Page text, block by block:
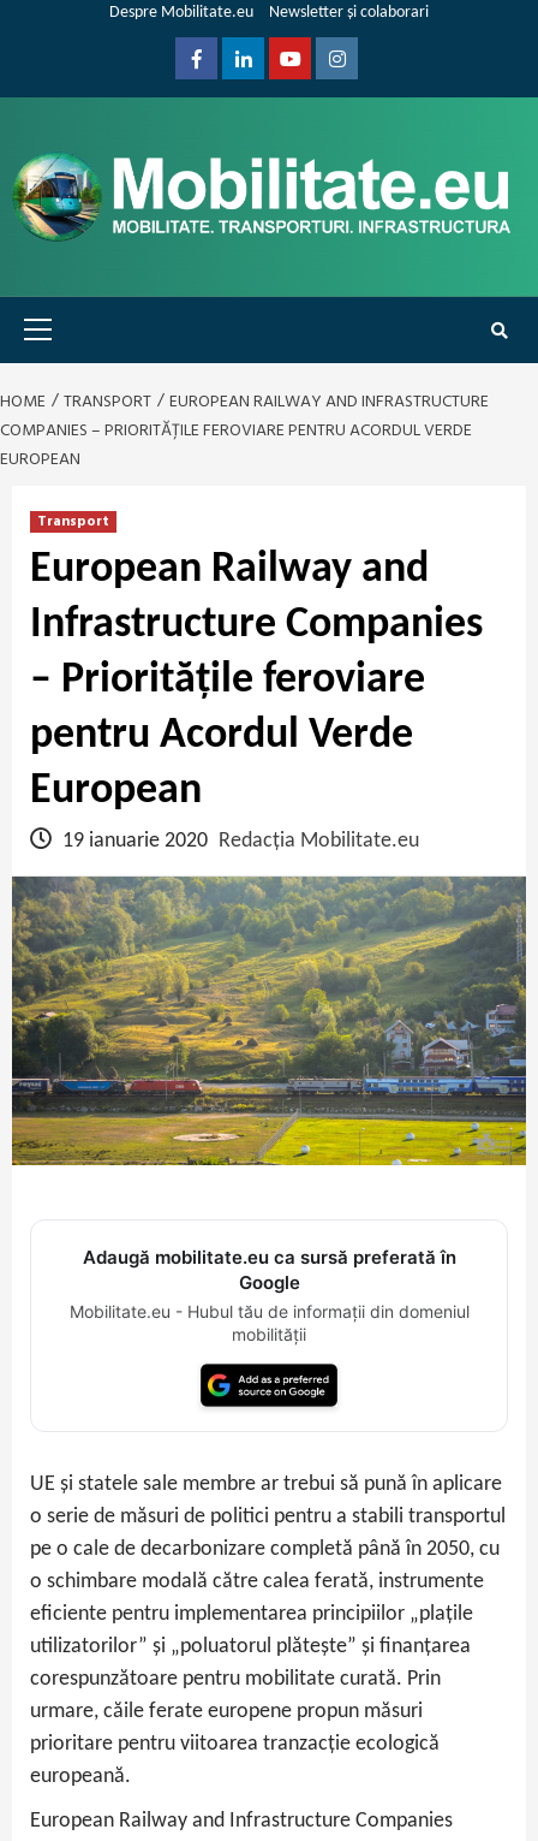
Despre Mobilitate.eu Newsletter și colaborari
FacebookLinkedinYoutubeInstagram
Primary
Menu
HOME TRANSPORT
EUROPEAN RAILWAY AND INFRASTRUCTURE
COMPANIES – PRIORITĂȚILE FEROVIARE PENTRU ACORDUL VERDE
EUROPEAN
Transport
European Railway and
Infrastructure Companies
– Prioritățile feroviare
pentru Acordul Verde
European
19 ianuarie 2020 Redacția Mobilitate.eu
Adaugă mobilitate.eu ca sursă preferată în
Google
Mobilitate.eu - Hubul tău de informații din domeniul
mobilității
UE și statele sale membre ar trebui să pună în aplicare
o serie de măsuri de politici pentru a stabili transportul
pe o cale de decarbonizare completă până în 2050, cu
o schimbare modală către calea ferată, instrumente
eficiente pentru implementarea principiilor „plațile
utilizatorilor” și „poluatorul plătește” și finanțarea
corespunzătoare pentru mobilitate curată. Prin
urmare, căile ferate europene propun măsuri
prioritare pentru viitoarea tranzacție ecologică
europeană.
European Railway and Infrastructure Companies